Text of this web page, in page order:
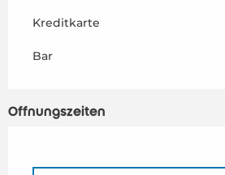
Kreditkarte
Bar
Öffnungszeiten